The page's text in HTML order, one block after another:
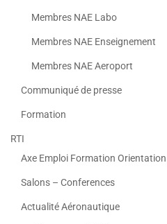
Membres NAE Labo
Membres NAE Enseignement
Membres NAE Aeroport
Communiqué de presse
Formation
RTI
Axe Emploi Formation Orientation
Salons – Conferences
Actualité Aéronautique